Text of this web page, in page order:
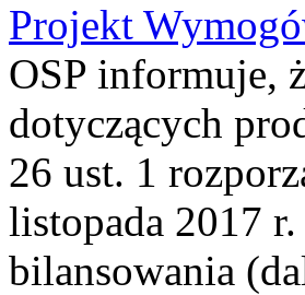
Projekt
OSP informuje,
dotyczących
26 ust. 1
listopada 2017
bilansowania